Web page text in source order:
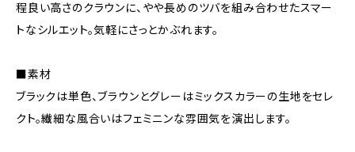
程良い高さのクラウンに、やや長めのツバを組み合わせたスマー
トなシルエット。気軽にさっとかぶれます。
■素材
ブラックは単色、ブラウンとグレーはミックスカラーの生地をセレ
クト。繊細な風合いはフェミニンな雰囲気を演出します。